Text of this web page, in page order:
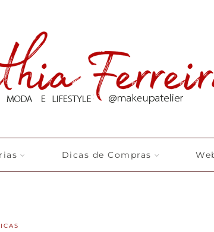
Dicas de Compras